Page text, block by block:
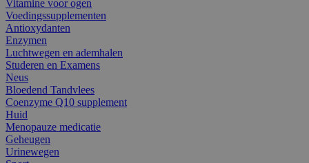
Vitamine voor ogen
Voedingssupplementen
Antioxydanten
Enzymen
Luchtwegen en ademhalen
Studeren en Examens
Neus
Bloedend Tandvlees
Coenzyme Q10 supplement
Huid
Menopauze medicatie
Geheugen
Urinewegen